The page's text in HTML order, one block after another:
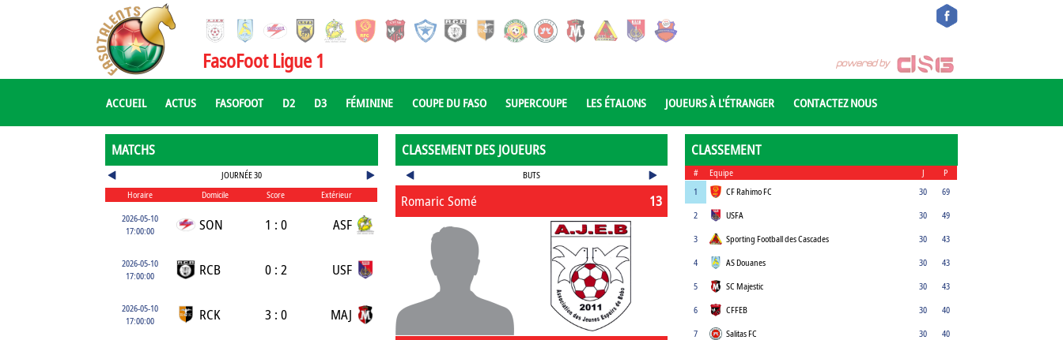
FasoFoot Ligue 1
ACCUEIL ACTUS FASOFOOT D2 D3 FÉMININE COUPE DU FASO SUPERCOUPE LES ÉTALONS JOUEURS À L'ÉTRANGER CONTACTEZ NOUS
MATCHS
JOURNÉE 30
Horaire
Domicile Score
Extérieur
2026-05-10
17:00:00
SON 1 : 0 ASF
2026-05-10
17:00:00
RCB 0 : 2 USF
2026-05-10
17:00:00
RCK 3 : 0 MAJ
CLASSEMENT DES JOUEURS
BUTS
13
Romaric Somé
CLASSEMENT
# Equipe J
P
1
CF Rahimo FC 30
69
2
USFA 30
49
3
Sporting Football des Cascades 30
43
4
AS Douanes 30
43
5
SC Majestic 30
43
6
CFFEB 30
40
7
Salitas FC 30
40